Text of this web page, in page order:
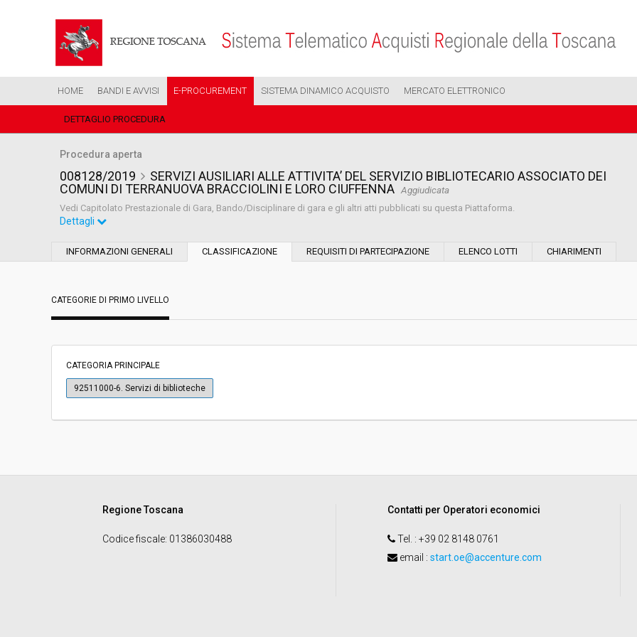
HOME BANDI E AVVISI E-PROCUREMENT SISTEMA DINAMICO ACQUISTO MERCATO ELETTRONICO
DETTAGLIO PROCEDURA
Procedura aperta
008128/2019
SERVIZI AUSILIARI ALLE ATTIVITA’ DEL SERVIZIO BIBLIOTECARIO ASSOCIATO DEI
COMUNI DI TERRANUOVA BRACCIOLINI E LORO CIUFFENNA Aggiudicata
Vedi Capitolato Prestazionale di Gara, Bando/Disciplinare di gara e gli altri atti pubblicati su questa Piattaforma.
Svolgimento: Gara in busta chiusa Valore stimato della procedura:
Responsabile attuale:
Dettagli
INFORMAZIONI GENERALI CLASSIFICAZIONE REQUISITI DI PARTECIPAZIONE ELENCO LOTTI CHIARIMENTI
CATEGORIE DI PRIMO LIVELLO
CATEGORIA PRINCIPALE
92511000-6. Servizi di biblioteche
Regione Toscana
Codice fiscale: 01386030488
Contatti per Operatori economici
Tel.
: +39 02 8148 0761
email : start.oe@accenture.com